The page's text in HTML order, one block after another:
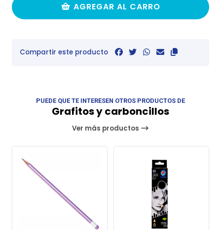
AGREGAR AL CARRO
Compartir este producto
PUEDE QUE TE INTERESEN OTROS PRODUCTOS DE
Grafitos y carboncillos
Ver más productos